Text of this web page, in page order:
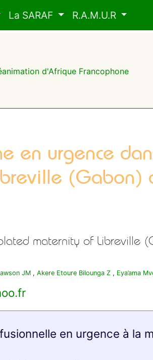
La SARAF R.A.M.U.R
d'Afrique Francophone
en urgence
(Gabon)
maternity of Libreville
JM , Akere Etoure Bilounga Z , Eya’ama
en urgence à la